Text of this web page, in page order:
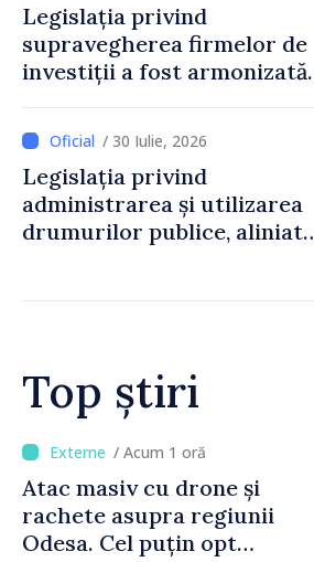
Legislația privind
supravegherea firmelor de
investiții a fost armonizată
/ 30 Iulie, 2026
Legislația privind
administrarea și utilizarea
drumurilor publice, aliniată
Top știri
/ Acum 53 minute
Orașele din Republica
Moldova se pot înscrie în
cursa pentru titlul de